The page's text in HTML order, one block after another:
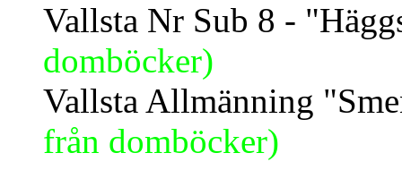
Vallsta Nr Sub 8 -
domböcker)
Vallsta Allmänning
från domböcker)